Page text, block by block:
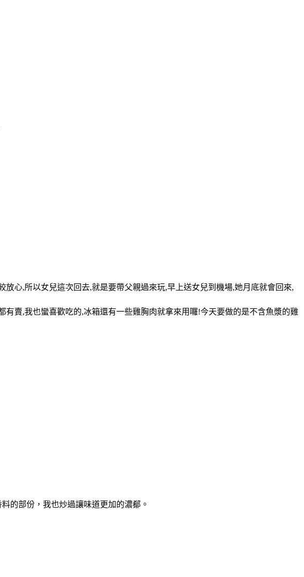
心,所以女兒這次回去,就是要帶父親過來玩,早上送女兒到機場,她月底就會回來,
賣,我也蠻喜歡吃的,冰箱還有一些雞胸肉就拿來用囉!今天要做的是不含魚漿的雞
的部份，我也炒過讓味道更加的濃郩。